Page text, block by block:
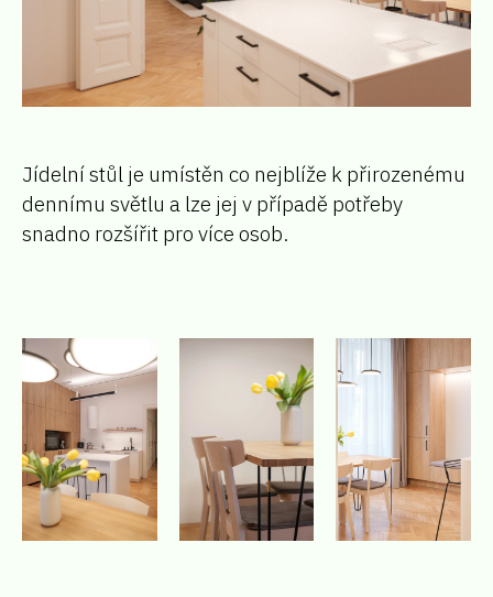
Jídelní stůl je umístěn co nejblíže k přirozenému
dennímu světlu a lze jej v případě potřeby
snadno rozšířit pro více osob.